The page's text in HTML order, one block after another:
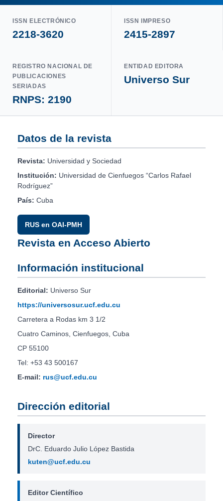
ISSN ELECTRÓNICO
2218-3620
ISSN IMPRESO
2415-2897
REGISTRO NACIONAL DE
PUBLICACIONES
SERIADAS
RNPS: 2190
ENTIDAD EDITORA
Universo Sur
Datos de la revista
Revista: Universidad y Sociedad
Institución: Universidad de Cienfuegos “Carlos Rafael
Rodríguez”
País: Cuba
RUS en OAI-PMH
Revista en Acceso Abierto
Información institucional
Editorial: Universo Sur
https://universosur.ucf.edu.cu
Carretera a Rodas km 3 1/2
Cuatro Caminos, Cienfuegos, Cuba
CP 55100
Tel: +53 43 500167
E-mail: rus@ucf.edu.cu
Dirección editorial
Director
DrC. Eduardo Julio López Bastida
kuten@ucf.edu.cu
Editor Científico